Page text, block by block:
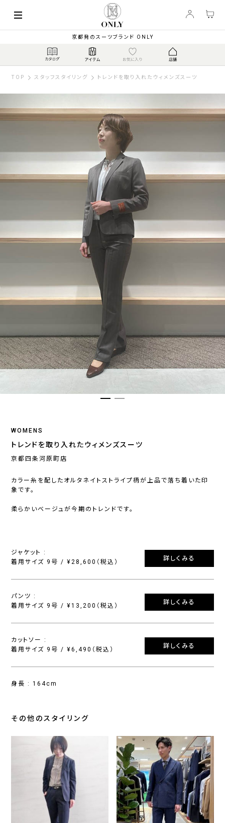
京都発のスーツブランド ONLY
TOP スタッフスタイリング トレンドを取り入れたウィメンズスーツ
WOMENS
トレンドを取り入れたウィメンズスーツ
京都四条河原町店
カラー糸を配したオルタネイトストライプ柄が上品で落ち着いた印
象です。
柔らかいベージュが今期のトレンドです。
ジャケット :
着用サイズ 9号 / ¥28,600（税込）
詳しくみる
パンツ :
着用サイズ 9号 / ¥13,200（税込）
詳しくみる
カットソー :
着用サイズ 9号 / ¥6,490（税込）
詳しくみる
身長 : 164cm
その他のスタイリング